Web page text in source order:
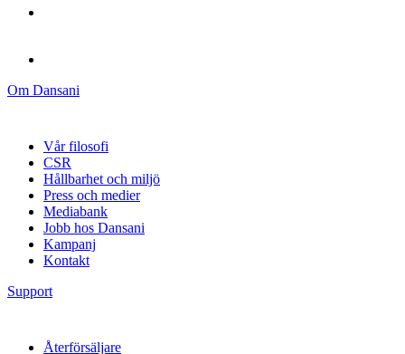
Om Dansani
Vår filosofi
CSR
Hållbarhet och miljö
Press och medier
Mediabank
Jobb hos Dansani
Kampanj
Kontakt
Support
Återförsäljare